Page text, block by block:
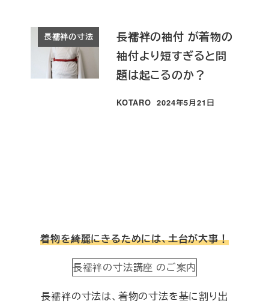
長襦袢の寸法
長襦袢の袖付 が着物の
袖付より短すぎると問
題は起こるのか？
KOTARO
投稿日
2024年5月21日
着物を綺麗にきるためには、土台が大事！
長襦袢の寸法講座 のご案内
長襦袢の寸法は、着物の寸法を基に割り出